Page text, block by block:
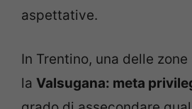
aspettative.
In Trentino, una delle
la Valsugana: meta